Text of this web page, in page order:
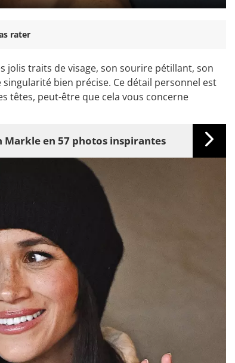
rater
jolis traits de visage, son sourire pétillant, son
bien précise. Ce détail personnel est
têtes, peut-être que cela vous concerne
en 57 photos inspirantes